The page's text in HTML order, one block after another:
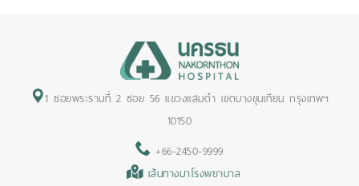
1 ซอยพระรามที่ 2 ซอย 56 แขวงแสมดำ เขตบางขุนเทียน กรุงเทพฯ
10150
+66-2450-9999
เส้นทางมาโรงพยาบาล